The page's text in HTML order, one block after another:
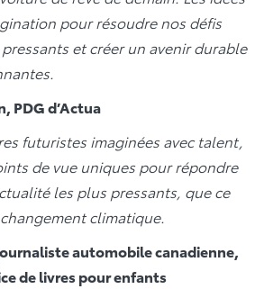
pour résoudre nos défis
et créer un avenir durable
PDG d’Actua
futuristes imaginées avec talent,
de vue uniques pour répondre
les plus pressants, que ce
climatique.
automobile canadienne,
de livres pour enfants